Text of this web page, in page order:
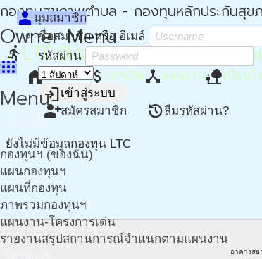
กองทุนสุขภาพตำบล - กองทุนหลักประกันสุ
Owner Menu
apps
person มุมสมาชิก
ชื่อสมาชิก หรือ อีเมล์
รหัสผ่าน
loginเข้าสู่ระบบ
person_addสมัครสมาชิก restoreลืมรหัสผ่าน?
Menu
หน้าแรก
กองทุนฯ
กองทุนฯ (ของฉัน)
แผนกองทุนฯ
แผนที่กองทุน
ภาพรวมกองทุนฯ
แผนงาน-โครงการเด่น
รายงานสรุปสถานการณ์จำแนกตามแผนงาน
directions_run LTC@กองทุนสุขภาพตำบล เ
homeหน้าหลักattach_money การเงิน device_hubแผนงานnature_peopleเขียนโ
ยังไม่มีข้อมูลกองทุน LTC
อาคารส